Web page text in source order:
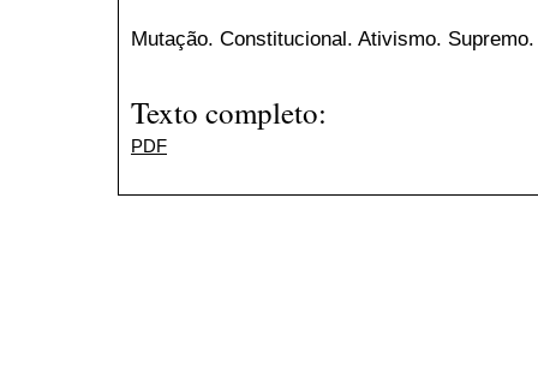
Mutação. Constitucional. Ativismo.
Texto completo:
PDF